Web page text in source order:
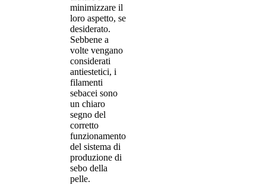
minimizzare il
loro aspetto, se
desiderato.
Sebbene a
volte vengano
considerati
antiestetici, i
filamenti
sebacei sono
un chiaro
segno del
corretto
funzionamento
del sistema di
produzione di
sebo della
pelle.